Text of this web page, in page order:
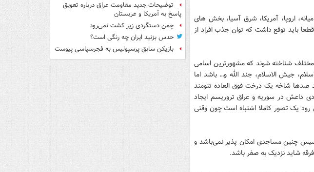
اروپا، آمریکا، شرق آسیا، بخش های
باید توقع داشت که توان جذب افراد از
شناخته شوند که مشهورترین اسامی
جیش الاسلام، جند الله و… باشد اما
صدها شاخه یک درخت فوق العاده تنومند
داعش در سوریه و عراق تروریسم ایجاد
یک تصور کاملا اشتباه است چون وقتی
چنین مساجدی امکان پذیر نمی‌باشد و
شاید نزدیک به صفر باشد.
توضیحات جدید مقاومت عراق درباره تعویق
پاسخ به آمریکا و عربستان
چمن دستگردی زیر کشت نمی‌رود
حدس بزنید ایران چه رنگی است؟
بازیکن سابق پرسپولیس به فجرسپاسی پیوست